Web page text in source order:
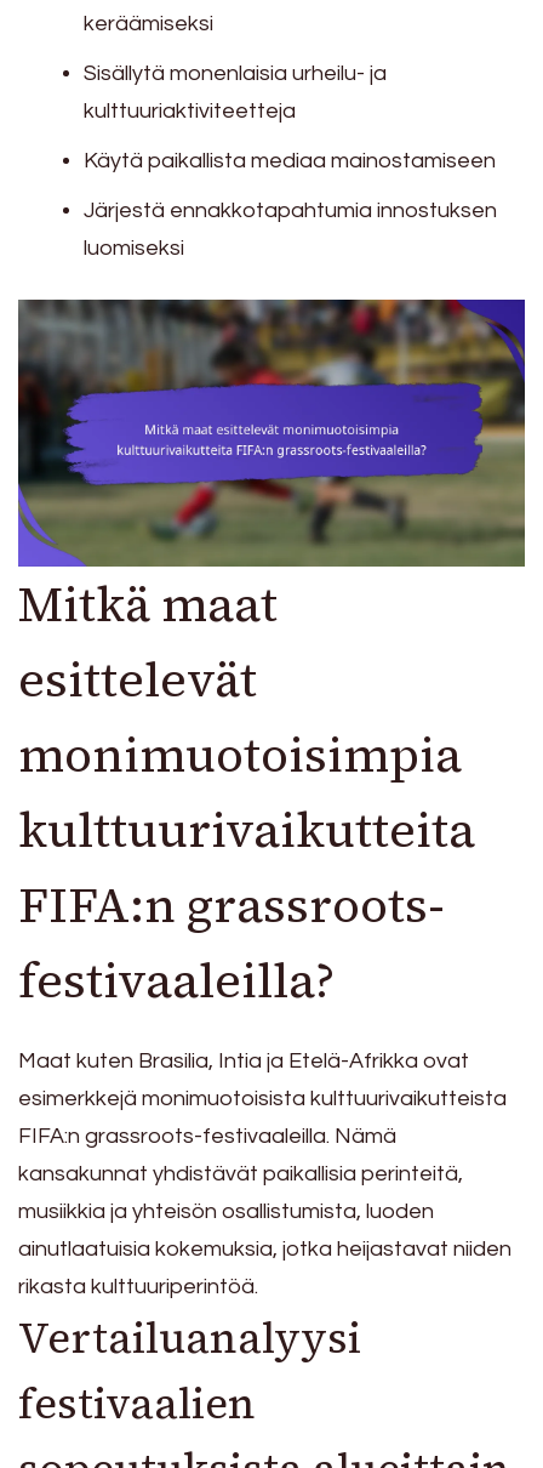
keräämiseksi
Sisällytä monenlaisia urheilu- ja
kulttuuriaktiviteetteja
Käytä paikallista mediaa mainostamiseen
Järjestä ennakkotapahtumia innostuksen
luomiseksi
Mitkä maat
esittelevät
monimuotoisimpia
kulttuurivaikutteita
FIFA:n grassroots-
festivaaleilla?
Maat kuten Brasilia, Intia ja Etelä-Afrikka ovat
esimerkkejä monimuotoisista kulttuurivaikutteista
FIFA:n grassroots-festivaaleilla. Nämä
kansakunnat yhdistävät paikallisia perinteitä,
musiikkia ja yhteisön osallistumista, luoden
ainutlaatuisia kokemuksia, jotka heijastavat niiden
rikasta kulttuuriperintöä.
Vertailuanalyysi
festivaalien